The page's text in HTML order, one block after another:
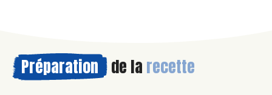
Préparation de la recette